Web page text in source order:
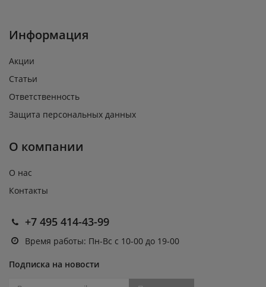
Информация
Акции
Статьи
Ответственность
Защита персональных данных
О компании
О нас
Контакты
+7 495 414-43-99
Время работы: Пн-Вс с 10-00 до 19-00
Подписка на новости